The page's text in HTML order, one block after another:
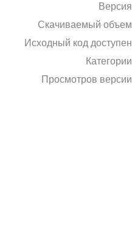
Версия
Скачиваемый объем
Исходный код доступен
Категории
Просмотров версии